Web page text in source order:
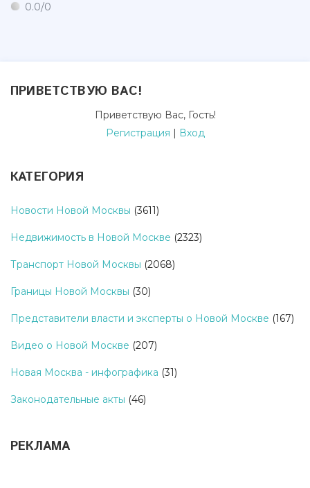
0.0/0
ПРИВЕТСТВУЮ ВАС!
Приветствую Вас, Гость!
Регистрация | Вход
КАТЕГОРИЯ
Новости Новой Москвы (3611)
Недвижимость в Новой Москве (2323)
Транспорт Новой Москвы (2068)
Границы Новой Москвы (30)
Представители власти и эксперты о Новой Москве (167)
Видео о Новой Москве (207)
Новая Москва - инфографика (31)
Законодательные акты (46)
РЕКЛАМА